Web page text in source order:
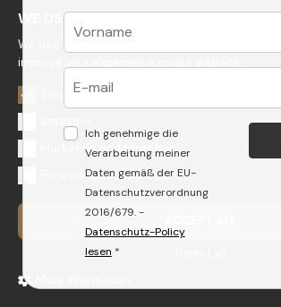
Absperrventil
Ich genehmige die
Verarbeitung meiner
Daten gemäß der EU-
Datenschutzverordnung
2016/679. -
Datenschutz-Policy
lesen *
WE USE COOKIES
We use cookies to personalize content, to get
improve your experience on our website.
Strictly necessary
Marketing and targeting
Functional and third party